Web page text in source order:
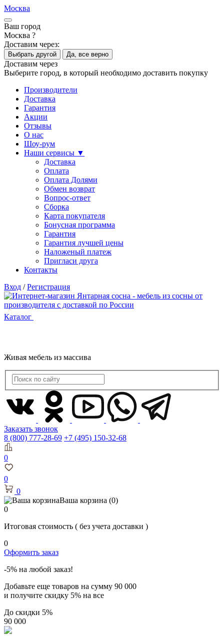
Москва
Ваш город
Москва ?
Доставим через:
Выбрать другой Да, все верно
Доставим через
Выберите город, в который необходимо доставить покупку
Производители
Доставка
Гарантия
Акции
Отзывы
О нас
Шоу-рум
Наши сервисы ▼
Доставка
Оплата
Оплата Долями
Обмен возврат
Вопрос-ответ
Сборка
Карта покупателя
Бонусная программа
Гарантия
Гарантия лучшей цены
Наложеный платеж
Пригласи друга
Контакты
Вход / Регистрация
Каталог
Живая мебель из массива
Заказать звонок
8 (800) 777-28-69 +7 (495) 150-32-68
0
0
0
Ваша корзина (0)
0
Итоговая стоимость ( без учета доставки )
0
Оформить заказ
-5% на любой заказ!
Добавьте еще товаров на сумму 90 000
и получите скидку 5% на все
До скидки 5%
90 000